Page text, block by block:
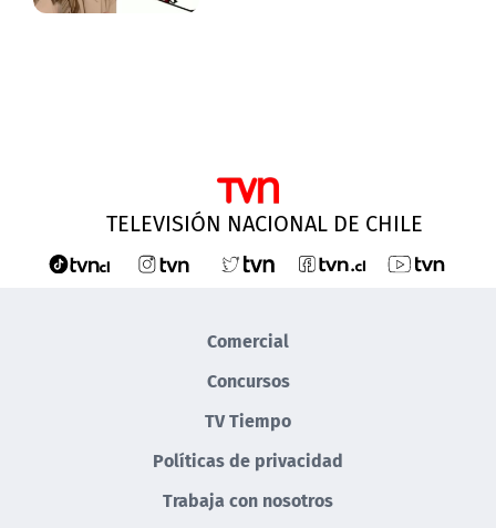
TELEVISIÓN NACIONAL DE CHILE
Comercial
Concursos
TV Tiempo
Políticas de privacidad
Trabaja con nosotros